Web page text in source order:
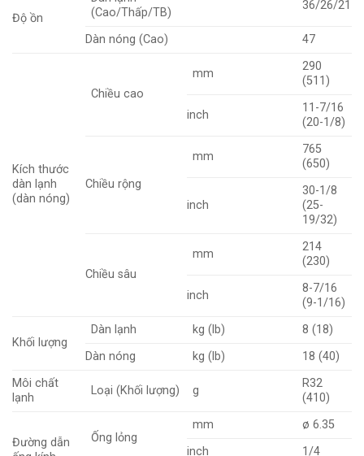
Độ ồn
(Cao/Thấp/TB)
36/26/21
Dàn nóng (Cao) 47
Kích thước
dàn lạnh
(dàn nóng)
Chiều cao
mm
290
(511)
inch
11-7/16
(20-1/8)
Chiều rộng
mm
765
(650)
inch
30-1/8
(25-
19/32)
Chiều sâu
mm
214
(230)
inch
8-7/16
(9-1/16)
Khối lượng
Dàn lạnh kg (lb)
8 (18)
Dàn nóng
kg (lb)
18 (40)
Môi chất
lạnh
Loại (Khối lượng) g
R32
(410)
Đường dẫn
Ống lỏng
mm
ø 6.35
inch
1/4